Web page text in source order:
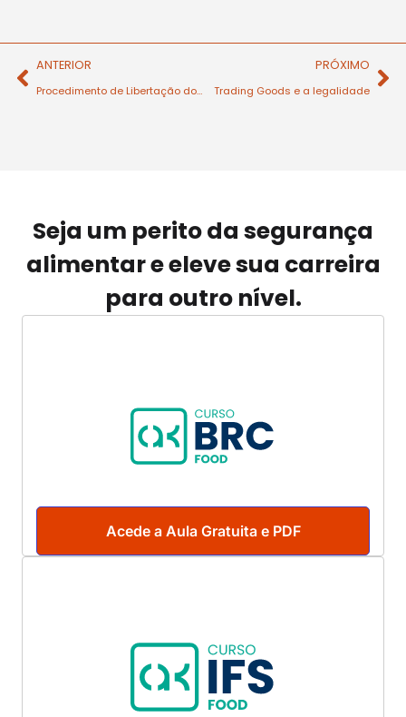
ANTERIOR
Procedimento de Libertação do Produto
PRÓXIMO
Trading Goods e a legalidade
Seja um perito da segurança
alimentar e eleve sua carreira
para outro nível.
Acede a Aula Gratuita e PDF